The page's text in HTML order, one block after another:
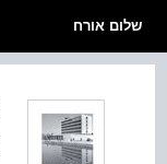
שלום אורח